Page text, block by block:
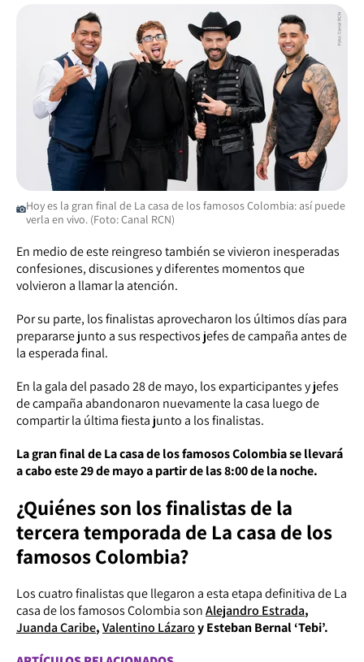
Hoy es la gran final de La casa de los famosos Colombia: así puede
verla en vivo. (Foto: Canal RCN)
En medio de este reingreso también se vivieron inesperadas
confesiones, discusiones y diferentes momentos que
volvieron a llamar la atención.
Por su parte, los finalistas aprovecharon los últimos días para
prepararse junto a sus respectivos jefes de campaña antes de
la esperada final.
En la gala del pasado 28 de mayo, los exparticipantes y jefes
de campaña abandonaron nuevamente la casa luego de
compartir la última fiesta junto a los finalistas.
La gran final de La casa de los famosos Colombia se llevará
a cabo este 29 de mayo a partir de las 8:00 de la noche.
¿Quiénes son los finalistas de la
tercera temporada de La casa de los
famosos Colombia?
Los cuatro finalistas que llegaron a esta etapa definitiva de La
casa de los famosos Colombia sonAlejandro Estrada,
Juanda Caribe,Valentino Lázaroy Esteban Bernal ‘Tebi’.